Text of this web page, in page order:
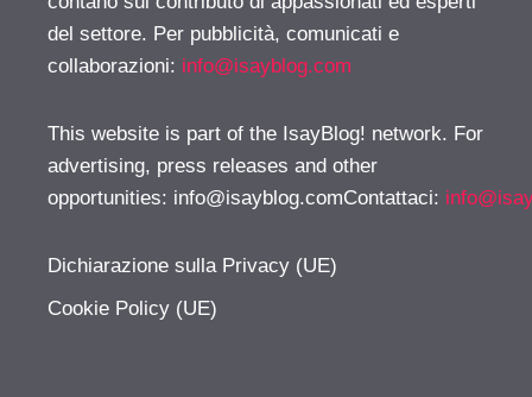
del settore. Per pubblicità, comunicati e
collaborazioni: info@isayblog.com
This website is part of the IsayBlog! network. For
advertising, press releases and other
opportunities: info@isayblog.comContattaci:
Dichiarazione sulla Privacy (UE)
Cookie Policy (UE)